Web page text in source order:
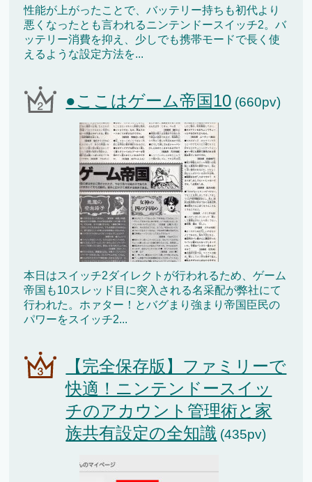
性能が上がったことで、バッテリー持ちも初代より
悪くなったとも言われるニンテンドースイッチ2。バ
ッテリー消費を抑え、少しでも携帯モードで長く使
えるような設定方法を...
●ここはゲーム帝国10 (660pv)
本日はスイッチ2ダイレクトが行われるため、ゲーム
帝国も10スレッド目に突入される名采配が弊社にて
行われた。ホァター！とバグまり強まり帝国臣民の
パワーをスイッチ2...
【完全保存版】ファミリーで
快適！ニンテンドースイッ
チのアカウント管理術と家
族共有設定の全知識 (435pv)